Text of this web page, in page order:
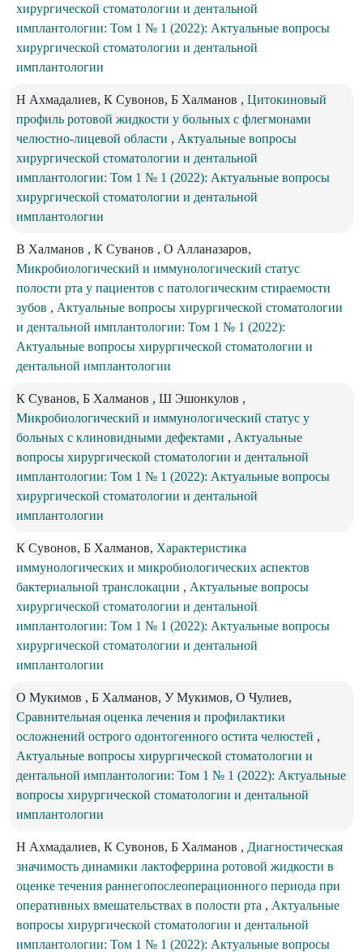
хирургической стоматологии и дентальной
имплантологии: Том 1 № 1 (2022): Актуальные вопросы
хирургической стоматологии и дентальной
имплантологии
Н Ахмадалиев, К Сувонов, Б Халманов , Цитокиновый
профиль ротовой жидкости у больных с флегмонами
челюстно-лицевой области , Актуальные вопросы
хирургической стоматологии и дентальной
имплантологии: Том 1 № 1 (2022): Актуальные вопросы
хирургической стоматологии и дентальной
имплантологии
B Халманов , К Суванов , О Алланазаров,
Микробиологический и иммунологический статус
полости рта у пациентов с патологическим стираемости
зубов , Актуальные вопросы хирургической стоматологии
и дентальной имплантологии: Том 1 № 1 (2022):
Актуальные вопросы хирургической стоматологии и
дентальной имплантологии
К Суванов, Б Халманов , Ш Эшонкулов ,
Микробиологический и иммунологический статус у
больных с клиновидными дефектами , Актуальные
вопросы хирургической стоматологии и дентальной
имплантологии: Том 1 № 1 (2022): Актуальные вопросы
хирургической стоматологии и дентальной
имплантологии
К Сувонов, Б Халманов, Характеристика
иммунологических и микробиологических аспектов
бактериальной транслокации , Актуальные вопросы
хирургической стоматологии и дентальной
имплантологии: Том 1 № 1 (2022): Актуальные вопросы
хирургической стоматологии и дентальной
имплантологии
О Мукимов , Б Халманов, У Мукимов, О Чулиев,
Сравнительная оценка лечения и профилактики
осложнений острого одонтогенного остита челюстей ,
Актуальные вопросы хирургической стоматологии и
дентальной имплантологии: Том 1 № 1 (2022): Актуальные
вопросы хирургической стоматологии и дентальной
имплантологии
Н Ахмадалиев, К Сувонов, Б Халманов , Диагностическая
значимость динамики лактоферрина ротовой жидкости в
оценке течения раннегопослеоперационного периода при
оперативных вмешательствах в полости рта , Актуальные
вопросы хирургической стоматологии и дентальной
имплантологии: Том 1 № 1 (2022): Актуальные вопросы